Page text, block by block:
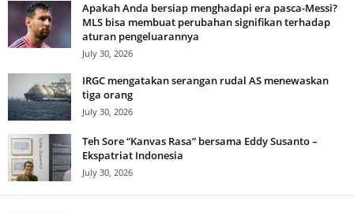
Apakah Anda bersiap menghadapi era pasca-Messi?
MLS bisa membuat perubahan signifikan terhadap
aturan pengeluarannya
July 30, 2026
IRGC mengatakan serangan rudal AS menewaskan
tiga orang
July 30, 2026
Teh Sore “Kanvas Rasa” bersama Eddy Susanto –
Ekspatriat Indonesia
July 30, 2026